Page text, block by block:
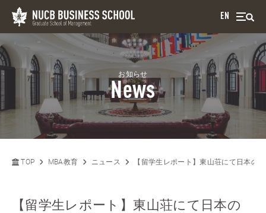
EN
お知らせ
News
TOP MBA教育 ニュース 【留学生レポート】東山荘にて日本の
【留学生レポート】東山荘にて日本の